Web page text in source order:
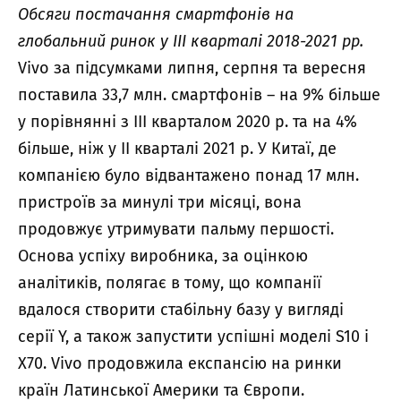
Обсяги постачання смартфонів на
глобальний ринок у III кварталі 2018-2021 рр.
Vivo за підсумками липня, серпня та вересня
поставила 33,7 млн. ​​смартфонів – на 9% більше
у порівнянні з III кварталом 2020 р. та на 4%
більше, ніж у II кварталі 2021 р. У Китаї, де
компанією було відвантажено понад 17 млн.
пристроїв за минулі три місяці, вона
продовжує утримувати пальму першості.
Основа успіху виробника, за оцінкою
аналітиків, полягає в тому, що компанії
вдалося створити стабільну базу у вигляді
серії Y, а також запустити успішні моделі S10 і
X70. Vivo продовжила експансію на ринки
країн Латинської Америки та Європи.